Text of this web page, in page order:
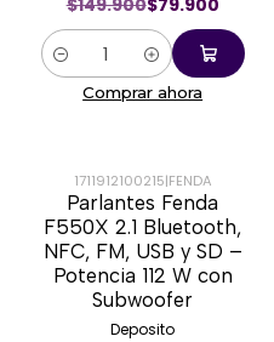
$149.900$79.900
Cantidad
Comprar ahora
-49%
1711912100215|FENDA
Parlantes Fenda
F550X 2.1 Bluetooth,
NFC, FM, USB y SD –
Potencia 112 W con
Subwoofer
Deposito